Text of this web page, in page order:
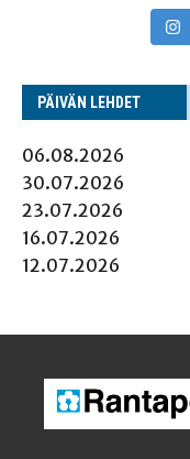
PÄI­VÄN LEHDET
06.08.2026
30.07.2026
23.07.2026
16.07.2026
12.07.2026